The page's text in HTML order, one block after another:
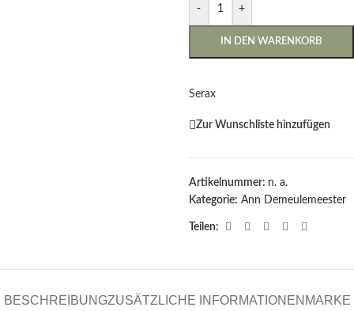
- +
IN DEN WARENKORB
Serax
Zur Wunschliste hinzufügen
Artikelnummer: n. a.
Kategorie: Ann Demeulemeester
Teilen:
BESCHREIBUNGZUSÄTZLICHE INFORMATIONEN MARKE